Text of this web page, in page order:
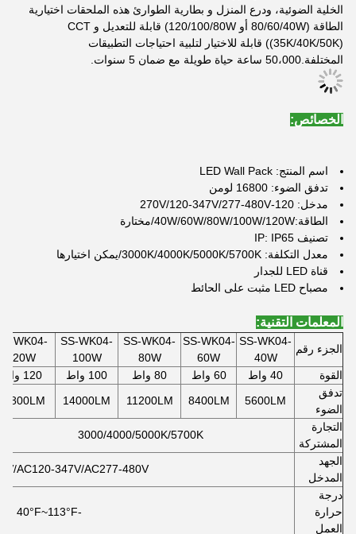
الخلية الضوئية، ودرع المنزل و بطارية الطوارئ هذه الملحقات اختيارية
الطاقة (80/60/40W أو 120/100/80W) قابلة للتعديل و CCT
((35K/40K/50K) قابلة للاختيار لتلبية احتياجات التطبيقات
المختلفة.50،000 ساعة حياة طويلة مع ضمان 5 سنوات.
الخصائص:
اسم المنتج: LED Wall Pack
تدفق الضوء: 16800 لومن
مدخل: 120-270V/120-347V/277-480V
الطاقة:40W/60W/80W/100W/120W/مختارة
تصنيف IP: IP65
معدل التكلفة: 3000K/4000K/5000K/5700K/يمكن اختيارها
قناة LED للجدار
مصباح LED مثبت على الحائط
المعلمات التقنية:
الجزء رقم
SS-WK04-
40W
SS-WK04-
60W
SS-WK04-
80W
SS-WK04-
100W
WK04-
120W
القوة
40 واط 60 واط 80 واط 100 واط
120 واط
تدفق
الضوء
5600LM
8400LM
11200LM
14000LM
التجارة
المشتركة
3000/4000/5000K/5700K
الجهد
المدخل
AC120-347V/AC277-480V
درجة
حرارة
العمل
-40°F~113
°F